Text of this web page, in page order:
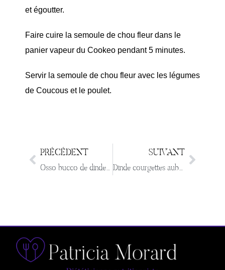
et égoutter.
Faire cuire la semoule de chou fleur dans le
panier vapeur du Cookeo pendant 5 minutes.
Servir la semoule de chou fleur avec les légumes
de Coucous et le poulet.
PRÉCÉDENT
Osso bucco de dinde façon pot au feu
SUIVANT
Dinde courgettes aubergines aux épices